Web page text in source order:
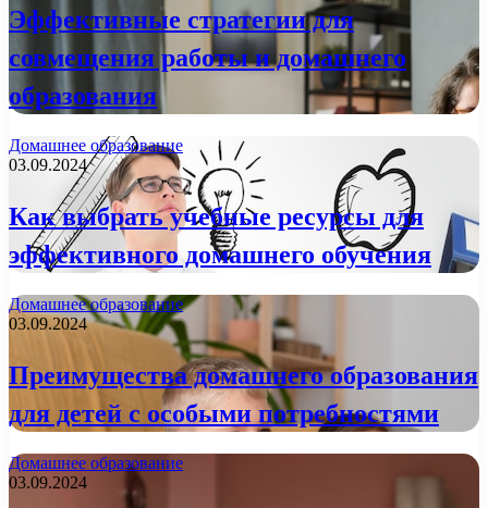
Эффективные стратегии для
совмещения работы и домашнего
образования
Домашнее образование
03.09.2024
Как выбрать учебные ресурсы для
эффективного домашнего обучения
Домашнее образование
03.09.2024
Преимущества домашнего образования
для детей с особыми потребностями
Домашнее образование
03.09.2024